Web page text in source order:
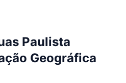
Paulista
Geográfica